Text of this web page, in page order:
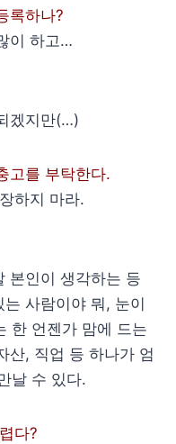
록하나?
이 하고…
겠지만(…)
고를 부탁한다.
하지 마라.
본인이 생각하는 등
사람이야 뭐, 눈이
한 언젠가 맘에 드는
산, 직업 등 하나가 엄
날 수 있다.
다?